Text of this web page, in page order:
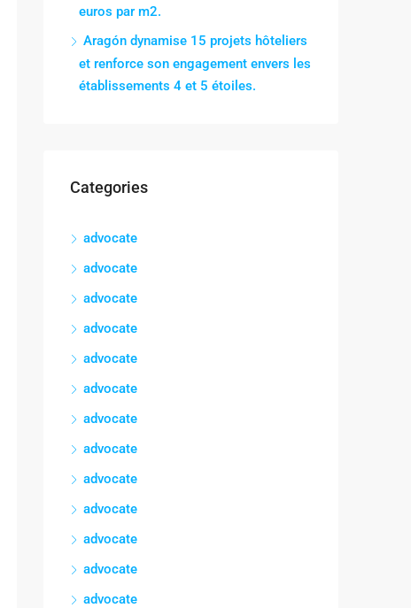
euros par m2.
Aragón dynamise 15 projets hôteliers
et renforce son engagement envers les
établissements 4 et 5 étoiles.
Categories
advocate
advocate
advocate
advocate
advocate
advocate
advocate
advocate
advocate
advocate
advocate
advocate
advocate